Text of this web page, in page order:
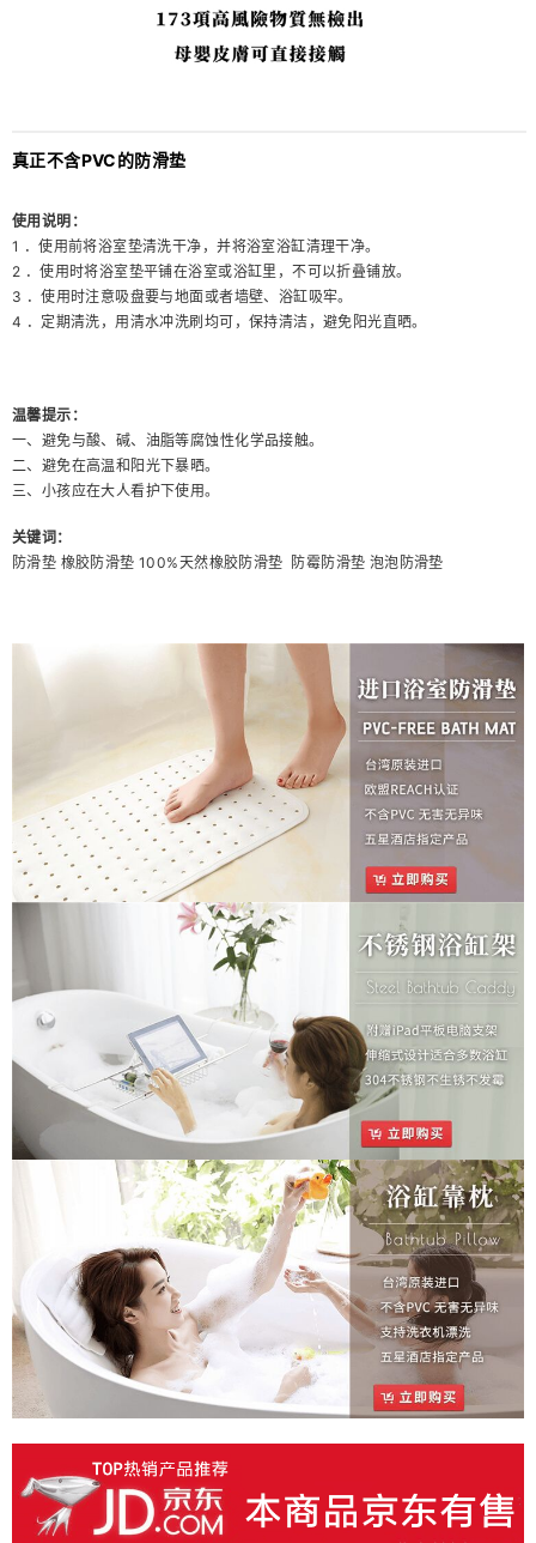
真正不含PVC的防滑垫
使用说明：
1 ．使用前将浴室垫清洗干净，并将浴室浴缸清理干净。
2 ．使用时将浴室垫平铺在浴室或浴缸里，不可以折叠铺放。
3 ．使用时注意吸盘要与地面或者墙壁、浴缸吸牢。
4 ．定期清洗，用清水冲洗刷均可，保持清洁，避免阳光直晒。
温馨提示：
一、避免与酸、碱、油脂等腐蚀性化学品接触。
二、避免在高温和阳光下暴晒。
三、小孩应在大人看护下使用。
关键词：
防滑垫 橡胶防滑垫 100%天然橡胶防滑垫 防霉防滑垫 泡泡防滑垫